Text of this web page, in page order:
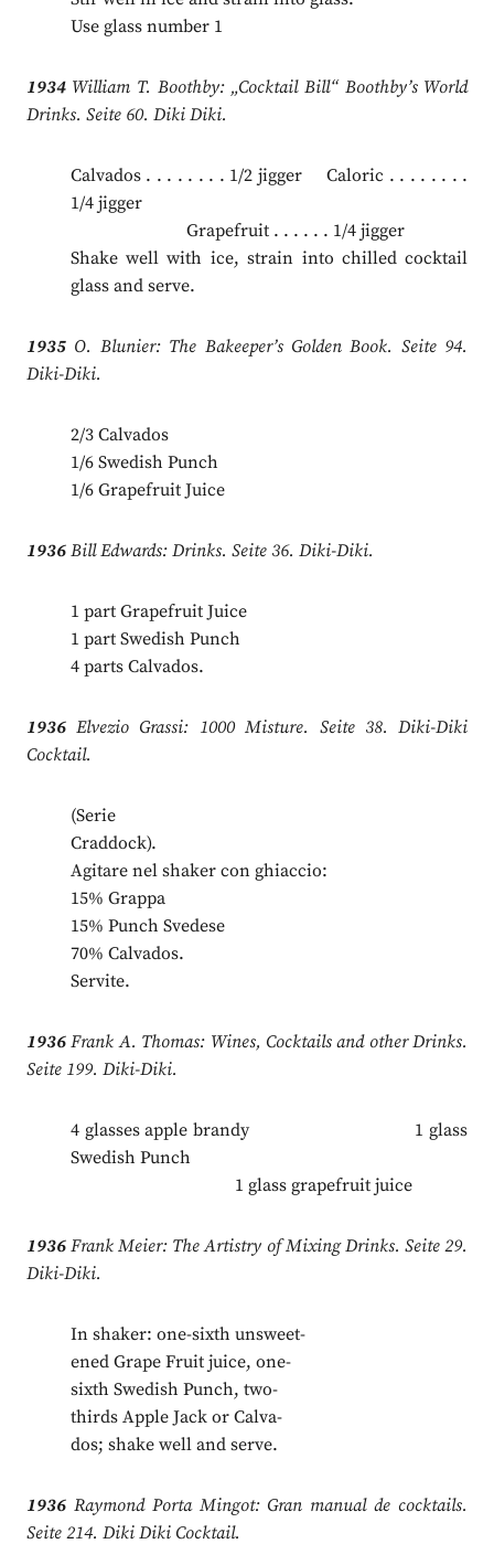
Use glass number 1
1934William T. Boothby: „Cocktail Bill“ Boothby’s World
Drinks. Seite 60. Diki Diki.
Calvados . . . . . . . . 1/2 jigger Caloric . . . . . . . .
1/4 jigger
Grapefruit . . . . . . 1/4 jigger
Shake well with ice, strain into chilled cocktail
glass and serve.
1935O. Blunier: The Bakeeper’s Golden Book. Seite 94.
Diki-Diki.
2/3 Calvados
1/6 Swedish Punch
1/6 Grapefruit Juice
1936Bill Edwards: Drinks. Seite 36. Diki-Diki.
1 part Grapefruit Juice
1 part Swedish Punch
4 parts Calvados.
1936Elvezio Grassi: 1000 Misture. Seite 38. Diki-Diki
Cocktail.
(Serie
Craddock).
Agitare nel shaker con ghiaccio:
15% Grappa
15% Punch Svedese
70% Calvados.
Servite.
1936Frank A. Thomas: Wines, Cocktails and other Drinks.
Seite 199. Diki-Diki.
4 glasses apple brandy 1 glass
Swedish Punch
1 glass grapefruit juice
1936Frank Meier: The Artistry of Mixing Drinks. Seite 29.
Diki-Diki.
In shaker: one-sixth unsweet-
ened Grape Fruit juice, one-
sixth Swedish Punch, two-
thirds Apple Jack or Calva-
dos; shake well and serve.
1936Raymond Porta Mingot: Gran manual de cocktails.
Seite 214. Diki Diki Cocktail.